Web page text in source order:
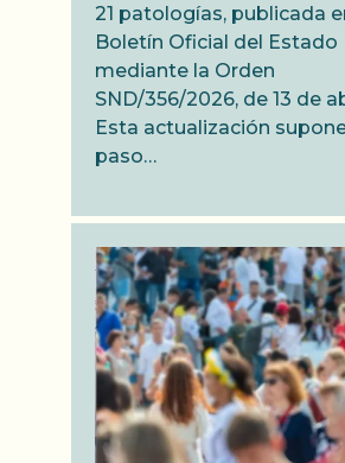
21 patologías, publicada
Boletín Oficial del Estado
mediante la Orden
SND/356/2026, de 13 de
Esta actualización
paso…